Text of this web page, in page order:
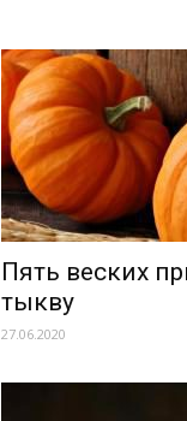
Пять веских
тыкву
27.06.2020